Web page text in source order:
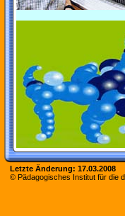
Letzte Änderung: 17.03.2008
© Pädagogisches Institut für die